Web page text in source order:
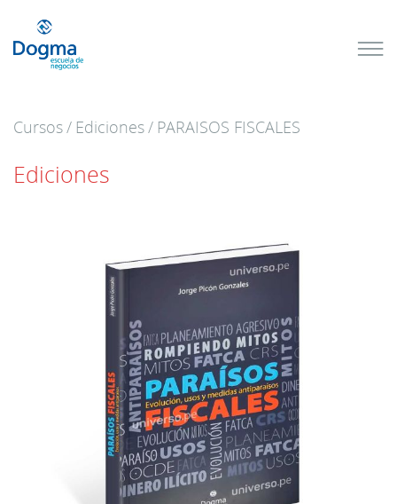
Cursos/ Ediciones/ PARAISOS FISCALES
Ediciones
próximos
TRIBUTACIÓN
Más Cursos